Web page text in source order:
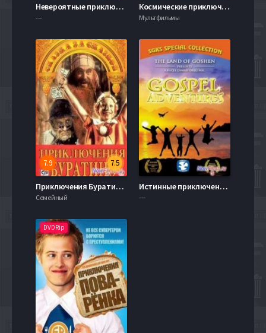
Невероятные приключения Алины Троянской (2014)
---
Космические приключения Кобры (1982)
Мультфильмы
7.5
7.9
Приключения Буратино (1975)
Семейный
Истинные приключения (2014)
---
DVDRip